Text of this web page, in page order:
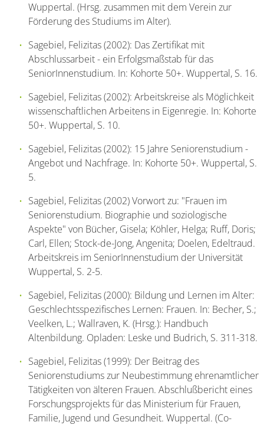
Wuppertal. (Hrsg. zusammen mit dem Verein zur
Förderung des Studiums im Alter).
Sagebiel, Felizitas (2002): Das Zertifikat mit
Abschlussarbeit - ein Erfolgsmaßstab für das
SeniorInnenstudium. In: Kohorte 50+. Wuppertal, S. 16.
Sagebiel, Felizitas (2002): Arbeitskreise als Möglichkeit
wissenschaftlichen Arbeitens in Eigenregie. In: Kohorte
50+. Wuppertal, S. 10.
Sagebiel, Felizitas (2002): 15 Jahre Seniorenstudium -
Angebot und Nachfrage. In: Kohorte 50+. Wuppertal, S.
5.
Sagebiel, Felizitas (2002) Vorwort zu: "Frauen im
Seniorenstudium. Biographie und soziologische
Aspekte" von Bücher, Gisela; Köhler, Helga; Ruff, Doris;
Carl, Ellen; Stock-de-Jong, Angenita; Doelen, Edeltraud.
Arbeitskreis im SeniorInnenstudium der Universität
Wuppertal, S. 2-5.
Sagebiel, Felizitas (2000): Bildung und Lernen im Alter:
Geschlechtsspezifisches Lernen: Frauen. In: Becher, S.;
Veelken, L.; Wallraven, K. (Hrsg.): Handbuch
Altenbildung. Opladen: Leske und Budrich, S. 311-318.
Sagebiel, Felizitas (1999): Der Beitrag des
Seniorenstudiums zur Neubestimmung ehrenamtlicher
Tätigkeiten von älteren Frauen. Abschlußbericht eines
Forschungsprojekts für das Ministerium für Frauen,
Familie, Jugend und Gesundheit. Wuppertal. (Co-